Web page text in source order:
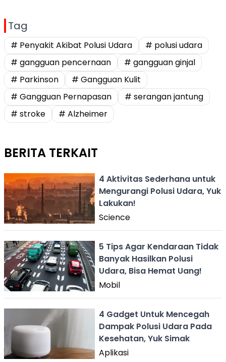
Tag
# Penyakit Akibat Polusi Udara
# polusi udara
# gangguan pencernaan
# gangguan ginjal
# Parkinson
# Gangguan Kulit
# Gangguan Pernapasan
# serangan jantung
# stroke
# Alzheimer
BERITA TERKAIT
4 Aktivitas Sederhana untuk
Mengurangi Polusi Udara, Yuk
Lakukan!
Science
5 Tips Agar Kendaraan Tidak
Banyak Hasilkan Polusi
Udara, Bisa Hemat Uang!
Mobil
4 Gadget Untuk Mencegah
Dampak Polusi Udara Pada
Kesehatan, Yuk Simak
Aplikasi